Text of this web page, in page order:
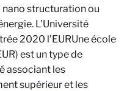
structuration ou
L’Université
2020 l’EURUne école
est un type de
associant les
supérieur et les